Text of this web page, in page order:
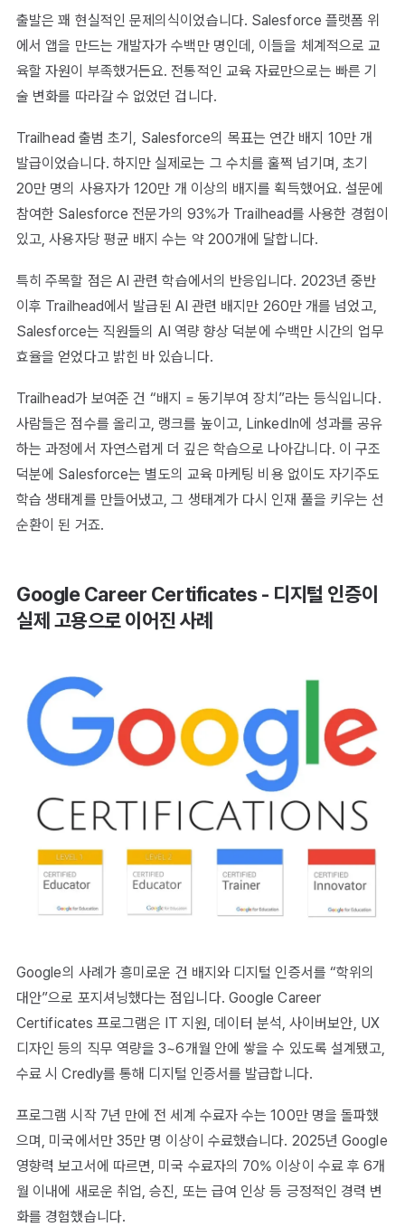
출발은 꽤 현실적인 문제의식이었습니다. Salesforce 플랫폼 위
에서 앱을 만드는 개발자가 수백만 명인데, 이들을 체계적으로 교
육할 자원이 부족했거든요. 전통적인 교육 자료만으로는 빠른 기
술 변화를 따라갈 수 없었던 겁니다.
Trailhead 출범 초기, Salesforce의 목표는 연간 배지 10만 개
발급이었습니다. 하지만 실제로는 그 수치를 훌쩍 넘기며, 초기
20만 명의 사용자가 120만 개 이상의 배지를 획득했어요. 설문에
참여한 Salesforce 전문가의 93%가 Trailhead를 사용한 경험이
있고, 사용자당 평균 배지 수는 약 200개에 달합니다.
특히 주목할 점은 AI 관련 학습에서의 반응입니다. 2023년 중반
이후 Trailhead에서 발급된 AI 관련 배지만 260만 개를 넘었고,
Salesforce는 직원들의 AI 역량 향상 덕분에 수백만 시간의 업무
효율을 얻었다고 밝힌 바 있습니다.
Trailhead가 보여준 건 “배지 = 동기부여 장치”라는 등식입니다.
사람들은 점수를 올리고, 랭크를 높이고, LinkedIn에 성과를 공유
하는 과정에서 자연스럽게 더 깊은 학습으로 나아갑니다. 이 구조
덕분에 Salesforce는 별도의 교육 마케팅 비용 없이도 자기주도
학습 생태계를 만들어냈고, 그 생태계가 다시 인재 풀을 키우는 선
순환이 된 거죠.
Google Career Certificates - 디지털 인증이
실제 고용으로 이어진 사례
Google의 사례가 흥미로운 건 배지와 디지털 인증서를 “학위의
대안”으로 포지셔닝했다는 점입니다. Google Career
Certificates 프로그램은 IT 지원, 데이터 분석, 사이버보안, UX
디자인 등의 직무 역량을 3~6개월 안에 쌓을 수 있도록 설계됐고,
수료 시 Credly를 통해 디지털 인증서를 발급합니다.
프로그램 시작 7년 만에 전 세계 수료자 수는 100만 명을 돌파했
으며, 미국에서만 35만 명 이상이 수료했습니다. 2025년 Google
영향력 보고서에 따르면, 미국 수료자의 70% 이상이 수료 후 6개
월 이내에 새로운 취업, 승진, 또는 급여 인상 등 긍정적인 경력 변
화를 경험했습니다.